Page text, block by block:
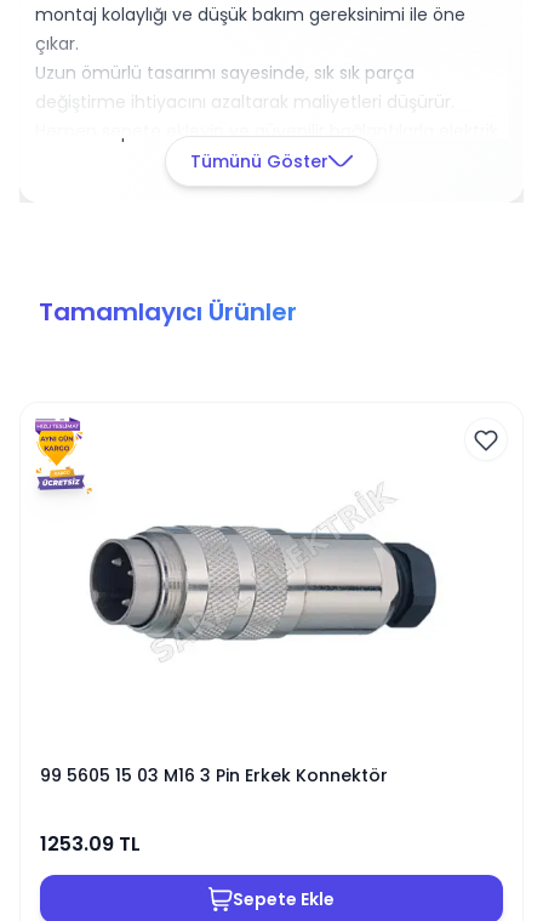
montaj kolaylığı ve düşük bakım gereksinimi ile öne
çıkar.
Uzun ömürlü tasarımı sayesinde, sık sık parça
değiştirme ihtiyacını azaltarak maliyetleri düşürür.
Hemen sepete ekleyin ve güvenilir bağlantılarla elektrik
tesisatınızı güçlendirin!Tümünü Göster
Tamamlayıcı Ürünler
99 5605 15 03 M16 3 Pin Erkek Konnektör
1253.09 TL
Sepete Ekle